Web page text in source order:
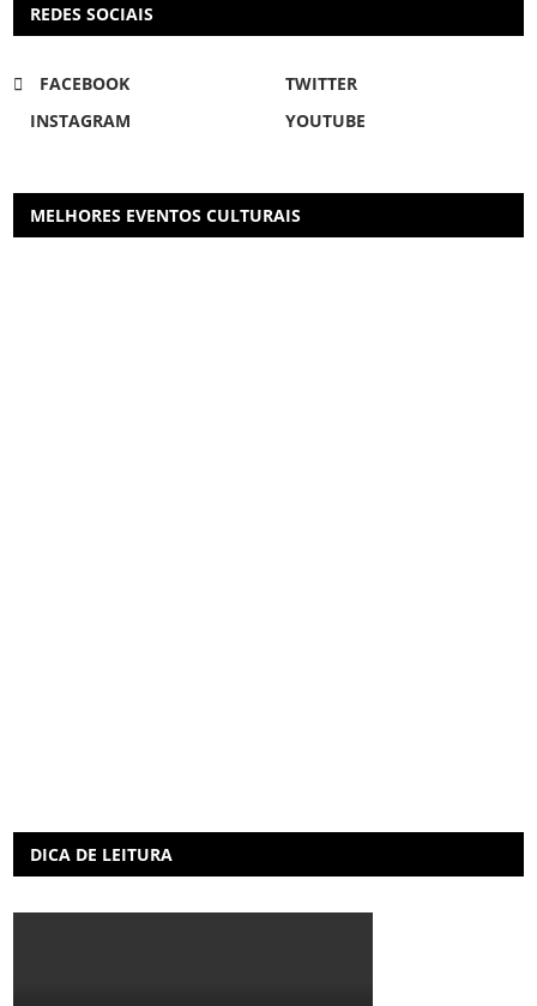
REDES SOCIAIS
FACEBOOK
TWITTER
INSTAGRAM
YOUTUBE
MELHORES EVENTOS CULTURAIS
DICA DE LEITURA